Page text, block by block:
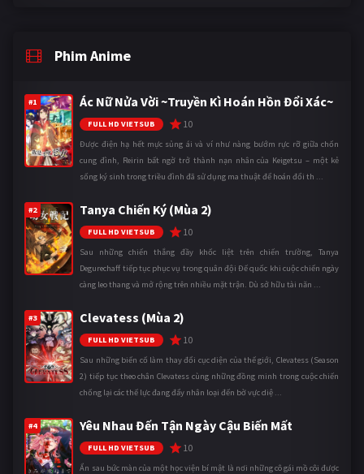
Phim Anime
#1 Ác Nữ Nửa Vời ~Truyền Kì Hoán Hồn Đổi Xác~
FULL HD VIETSUB 10
Được điện hạ hết mực sủng ái và ví như nàng bướm rực rỡ giữa chốn
cung đình, Reirin bất ngờ trở thành nạn nhân của Keigetsu – một kẻ
sống ký sinh trong triều đình đã sử dụng ma thuật để hoán đổi th ...
#2 Tanya Chiến Ký (Mùa 2)
FULL HD VIETSUB 10
Sau những chiến thắng đầy khốc liệt trên chiến trường, Tanya
Degurechaff tiếp tục phục vụ trong quân đội Đế quốc khi cuộc chiến ngày
càng leo thang và mở rộng trên nhiều mặt trận. Dù sở hữu tài năn ...
#3 Clevatess (Mùa 2)
FULL HD VIETSUB 10
Sau những biến cố làm thay đổi cục diện của thế giới, Clevatess (Season
2) tiếp tục theo chân Clevatess cùng những đồng minh trong cuộc chiến
chống lại các thế lực đang đẩy nhân loại đến bờ vực diệ ...
#4 Yêu Nhau Đến Tận Ngày Cậu Biến Mất
FULL HD VIETSUB 10
Ẩn sau bức màn của một học viện bí mật là nơi những cô gái mồ côi được